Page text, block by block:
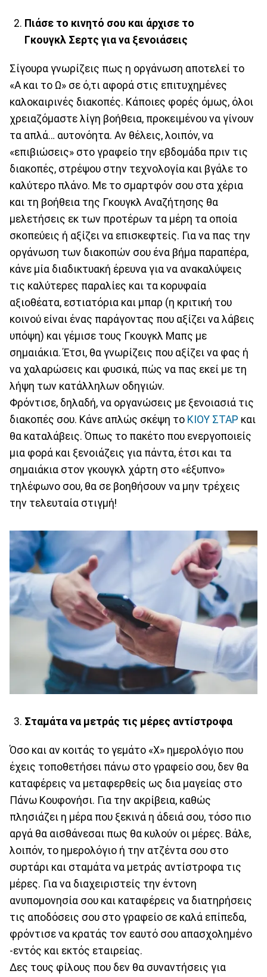
Πιάσε το κινητό σου και άρχισε το
Γκουγκλ Σερτς για να ξενοιάσεις
Σίγουρα γνωρίζεις πως η οργάνωση αποτελεί το
«Α και το Ω» σε ό,τι αφορά στις επιτυχημένες
καλοκαιρινές διακοπές. Κάποιες φορές όμως, όλοι
χρειαζόμαστε λίγη βοήθεια, προκειμένου να γίνουν
τα απλά… αυτονόητα. Αν θέλεις, λοιπόν, να
«επιβιώσεις» στο γραφείο την εβδομάδα πριν τις
διακοπές, στρέψου στην τεχνολογία και βγάλε το
καλύτερο πλάνο. Με το σμαρτφόν σου στα χέρια
και τη βοήθεια της Γκουγκλ Αναζήτησης θα
μελετήσεις εκ των προτέρων τα μέρη τα οποία
σκοπεύεις ή αξίζει να επισκεφτείς. Για να πας την
οργάνωση των διακοπών σου ένα βήμα παραπέρα,
κάνε μία διαδικτυακή έρευνα για να ανακαλύψεις
τις καλύτερες παραλίες και τα κορυφαία
αξιοθέατα, εστιατόρια και μπαρ (η κριτική του
κοινού είναι ένας παράγοντας που αξίζει να λάβεις
υπόψη) και γέμισε τους Γκουγκλ Μαπς με
σημαιάκια. Έτσι, θα γνωρίζεις που αξίζει να φας ή
να χαλαρώσεις και φυσικά, πώς να πας εκεί με τη
λήψη των κατάλληλων οδηγιών.
Φρόντισε, δηλαδή, να οργανώσεις με ξενοιασιά τις
διακοπές σου. Κάνε απλώς σκέψη το ΚΙΟΥ ΣΤΑΡ και
θα καταλάβεις. Όπως το πακέτο που ενεργοποιείς
μια φορά και ξενοιάζεις για πάντα, έτσι και τα
σημαιάκια στον γκουγκλ χάρτη στο «έξυπνο»
τηλέφωνο σου, θα σε βοηθήσουν να μην τρέχεις
την τελευταία στιγμή!
Σταμάτα να μετράς τις μέρες αντίστροφα
Όσο και αν κοιτάς το γεμάτο «Χ» ημερολόγιο που
έχεις τοποθετήσει πάνω στο γραφείο σου, δεν θα
καταφέρεις να μεταφερθείς ως δια μαγείας στο
Πάνω Κουφονήσι. Για την ακρίβεια, καθώς
πλησιάζει η μέρα που ξεκινά η άδειά σου, τόσο πιο
αργά θα αισθάνεσαι πως θα κυλούν οι μέρες. Βάλε,
λοιπόν, το ημερολόγιο ή την ατζέντα σου στο
συρτάρι και σταμάτα να μετράς αντίστροφα τις
μέρες. Για να διαχειριστείς την έντονη
ανυπομονησία σου και καταφέρεις να διατηρήσεις
τις αποδόσεις σου στο γραφείο σε καλά επίπεδα,
φρόντισε να κρατάς τον εαυτό σου απασχολημένο
-εντός και εκτός εταιρείας.
Δες τους φίλους που δεν θα συναντήσεις για